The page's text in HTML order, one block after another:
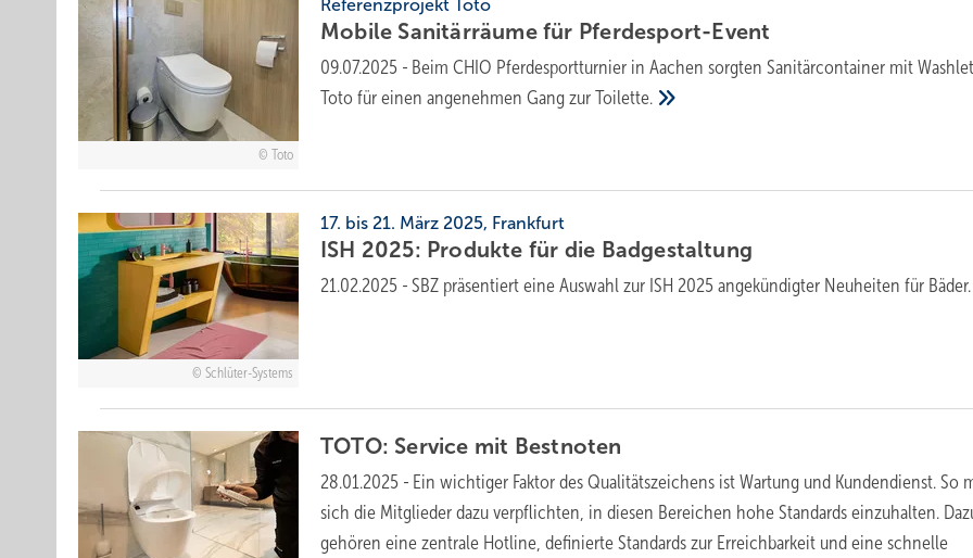
Toto
Referenzprojekt Toto
Mobile Sanitärräume für Pferdesport-Event
09.07.2025 - Beim CHIO Pferde­sport­tur­nier in Aachen sorgten Sanitär­con­tainer mit
Toto für einen ange­nehmen Gang zurToilette.
Schlüter-Systems
17. bis 21. März 2025, Frankfurt
ISH 2025: Produkte für die Badgestaltung
21.02.2025 - SBZ präsentiert eine Auswahl zur ISH 2025 angekündigter Neuheiten für Bäder.
TOTO: Service m it Bestnoten
28.01.2025 - Ein wichtiger Faktor des Qualitätszeichens ist Wartung und Kundendienst. So
sich die Mitglieder dazu verpflichten, in diesen Bereichen hohe Standards einzuhalten.
gehören eine zentrale Hotline, definierte Standards zur Erreichbarkeit und eine schnelle